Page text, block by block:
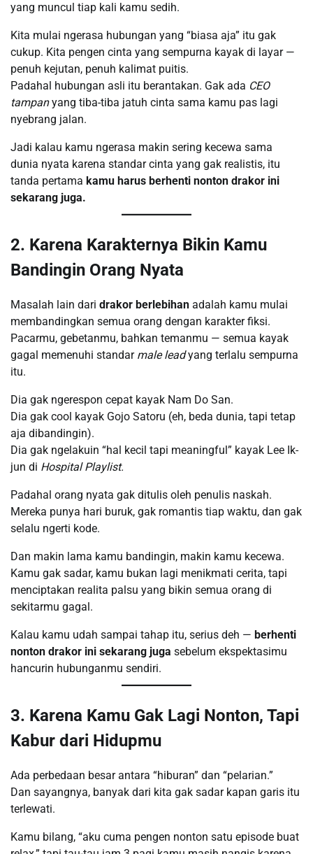
yang muncul tiap kali kamu sedih.
Kita mulai ngerasa hubungan yang “biasa aja” itu gak
cukup. Kita pengen cinta yang sempurna kayak di layar —
penuh kejutan, penuh kalimat puitis.
Padahal hubungan asli itu berantakan. Gak ada CEO
tampanyang tiba-tiba jatuh cinta sama kamu pas lagi
nyebrang jalan.
Jadi kalau kamu ngerasa makin sering kecewa sama
dunia nyata karena standar cinta yang gak realistis, itu
tanda pertama kamu harus berhenti nonton drakor ini
sekarang juga.
2. Karena Karakternya Bikin Kamu
Bandingin Orang Nyata
Masalah lain dari drakor berlebihan adalah kamu mulai
membandingkan semua orang dengan karakter fiksi.
Pacarmu, gebetanmu, bahkan temanmu — semua kayak
gagal memenuhi standar male leadyang terlalu sempurna
itu.
Dia gak ngerespon cepat kayak Nam Do San.
Dia gak cool kayak Gojo Satoru (eh, beda dunia, tapi tetap
aja dibandingin).
Dia gak ngelakuin “hal kecil tapi meaningful” kayak Lee Ik-
jun di Hospital Playlist.
Padahal orang nyata gak ditulis oleh penulis naskah.
Mereka punya hari buruk, gak romantis tiap waktu, dan gak
selalu ngerti kode.
Dan makin lama kamu bandingin, makin kamu kecewa.
Kamu gak sadar, kamu bukan lagi menikmati cerita, tapi
menciptakan realita palsu yang bikin semua orang di
sekitarmu gagal.
Kalau kamu udah sampai tahap itu, serius deh — berhenti
nonton drakor ini sekarang juga sebelum ekspektasimu
hancurin hubunganmu sendiri.
3. Karena Kamu Gak Lagi Nonton, Tapi
Kabur dari Hidupmu
Ada perbedaan besar antara “hiburan” dan “pelarian.”
Dan sayangnya, banyak dari kita gak sadar kapan garis itu
terlewati.
Kamu bilang, “aku cuma pengen nonton satu episode buat